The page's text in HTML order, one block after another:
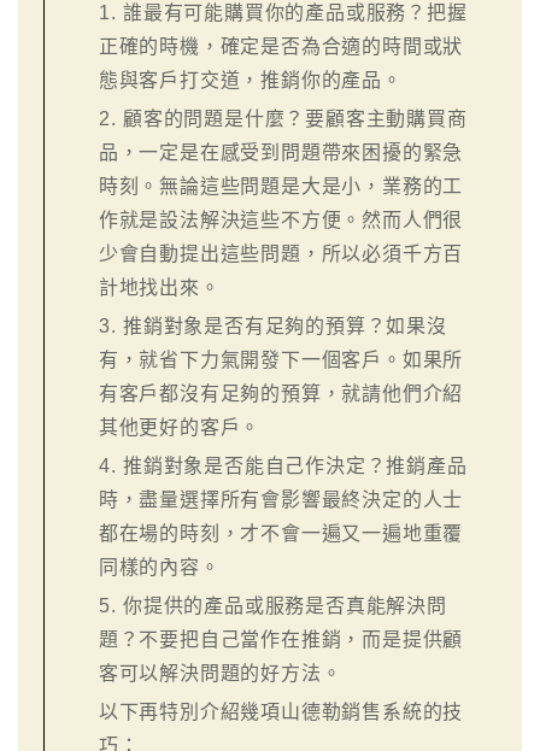
1. 誰最有可能購買你的產品或服務？把握
正確的時機，確定是否為合適的時間或狀
態與客戶打交道，推銷你的產品。
2. 顧客的問題是什麼？要顧客主動購買商
品，一定是在感受到問題帶來困擾的緊急
時刻。無論這些問題是大是小，業務的工
作就是設法解決這些不方便。然而人們很
少會自動提出這些問題，所以必須千方百
計地找出來。
3. 推銷對象是否有足夠的預算？如果沒
有，就省下力氣開發下一個客戶。如果所
有客戶都沒有足夠的預算，就請他們介紹
其他更好的客戶。
4. 推銷對象是否能自己作決定？推銷產品
時，盡量選擇所有會影響最終決定的人士
都在場的時刻，才不會一遍又一遍地重覆
同樣的內容。
5. 你提供的產品或服務是否真能解決問
題？不要把自己當作在推銷，而是提供顧
客可以解決問題的好方法。
以下再特別介紹幾項山德勒銷售系統的技
巧：